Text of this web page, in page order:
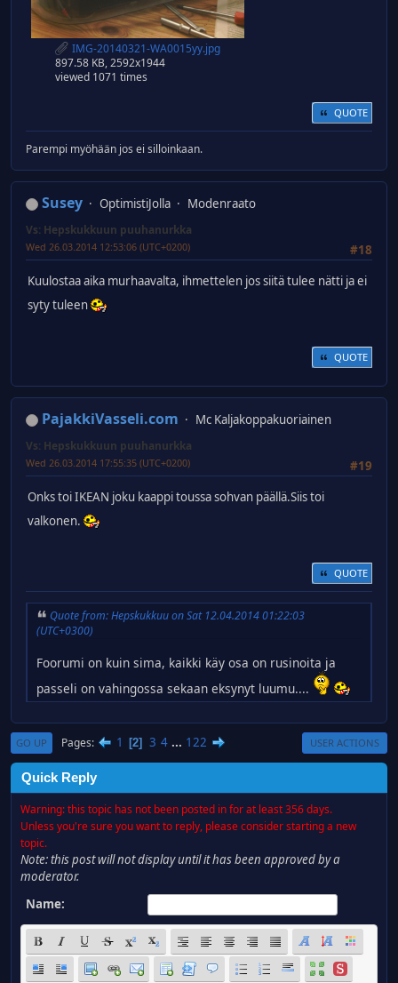
IMG-20140321-WA0015yy.jpg
897.58 KB, 2592x1944
viewed 1071 times
QUOTE
Parempi myöhään jos ei silloinkaan.
Susey OptimistiJolla Modenraato
Vs: Hepskukkuun puuhanurkka
#18
Wed 26.03.2014 12:53:06 (UTC+0200)
Kuulostaa aika murhaavalta, ihmettelen jos siitä tulee nätti ja ei
syty tuleen
QUOTE
PajakkiVasseli.com Mc Kaljakoppakuoriainen
Vs: Hepskukkuun puuhanurkka
#19
Wed 26.03.2014 17:55:35 (UTC+0200)
Onks toi IKEAN joku kaappi toussa sohvan päällä.Siis toi
valkonen.
QUOTE
Quote from: Hepskukkuu on Sat 12.04.2014 01:22:03
(UTC+0300)
Foorumi on kuin sima, kaikki käy osa on rusinoita ja
passeli on vahingossa sekaan eksynyt luumu....
GO UP Pages 1 2 3 4 ... 122 USER ACTIONS
Quick Reply
Warning: this topic has not been posted in for at least 356 days.
Unless you're sure you want to reply, please consider starting a new
topic.
Note: this post will not display until it has been approved by a
moderator.
Name: